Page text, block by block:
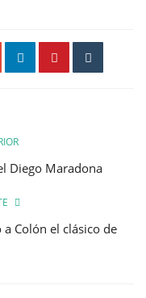
Diego Maradona
Colón el clásico de